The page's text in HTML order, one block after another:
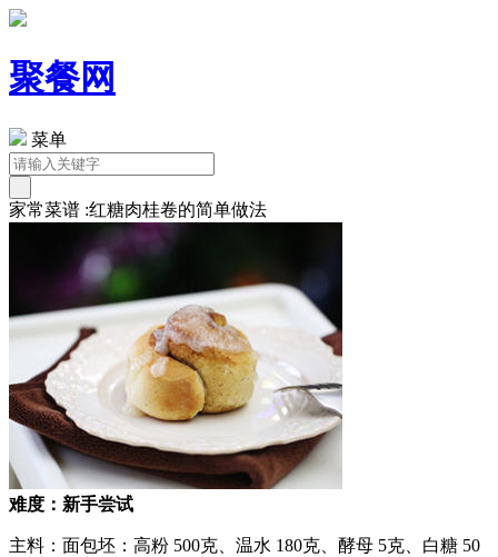
聚餐网
菜单
家常菜谱 :红糖肉桂卷的简单做法
难度：新手尝试
主料：面包坯：高粉 500克、温水 180克、酵母 5克、白糖 50